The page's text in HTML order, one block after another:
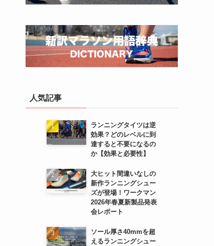
人気記事
ランニングタイツは逆
効果？どのレベルに到
達すると不要になるの
か【効果と必要性】
大ヒット間違いなしの
新作ランニングシュー
ズが登場！ワークマン
2026年春夏新製品発表
会レポート
ソール厚さ40mmを超
えるランニングシュー